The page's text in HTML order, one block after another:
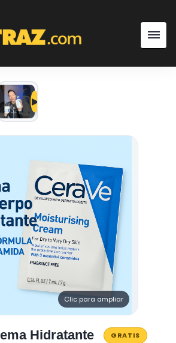
Clic para ampliar
Hidratante GRATIS